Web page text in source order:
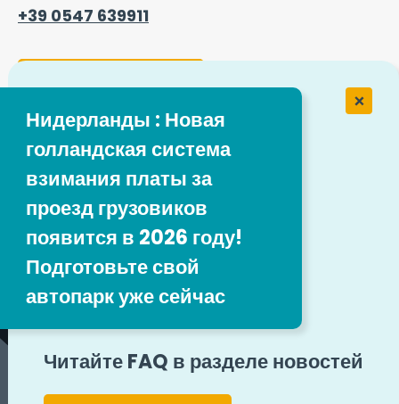
Нидерланды : Новая
голландская система
взимания платы за
проезд грузовиков
появится в 2026 году!
Подготовьте свой
автопарк уже сейчас
Читайте FAQ в разделе новостей
+39 0547 639911
Контактная форма
Работа в компании Easytrip
Transport Services
Наши вакансии
Юридические упоминания
Карта сайта
Общие положения и условия
Разоблачение
Доступность
Следуйте за нами